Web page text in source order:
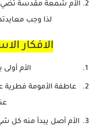
الأم شمعة مقدسة تضيء
لذا وجب
الافكار
الأم أولى
عاطفة الأمومة فطرية
الأم أصل يبدأ منه كل